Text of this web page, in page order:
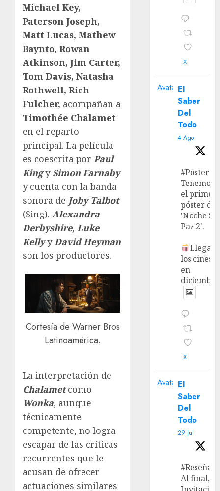
Michael Key,
Paterson Joseph,
Matt Lucas, Mathew
Baynto, Rowan
Atkinson, Jim Carter,
Tom Davis, Natasha
Rothwell, Rich
Fulcher, acompañan a
Timothée Chalamet
en el reparto
principal. La película
es coescrita por Paul
Kingy Simon Farnaby
y cuenta con la banda
sonora de Joby Talbot
(Sing). Alexandra
Derbyshire, Luke
KellyyDavid Heyman
son los productores.
Cortesía de Warner Bros
Latinoamérica.
La interpretación de
Chalametcomo
Wonka, aunque
técnicamente
competente, no logra
escapar de las críticas
recurrentes que le
acusan de ofrecer
actuaciones similares
X
Avatar El
Saber
Del
Todo
4 Ago
#Póster
Tenemos
el primer
póster de
'Noche
Paz 2'.
Llega a
los cines
en
X
Avatar El
Saber
Del
Todo
29 Jul
#Reseña
Al final,